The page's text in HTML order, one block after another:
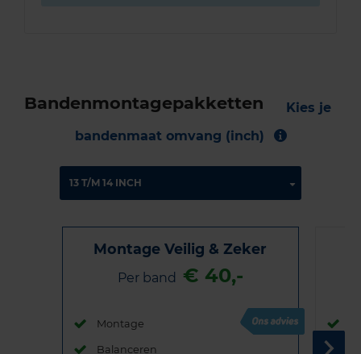
Bandenmontagepakketten
Kies je
bandenmaat omvang (inch)
Montage Veilig & Zeker
Per band € 40,-
Montage
Balanceren